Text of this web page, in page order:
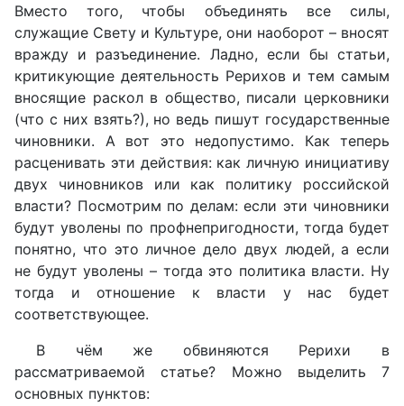
Вместо того, чтобы объединять все силы,
служащие Свету и Культуре, они наоборот – вносят
вражду и разъединение. Ладно, если бы статьи,
критикующие деятельность Рерихов и тем самым
вносящие раскол в общество, писали церковники
(что с них взять?), но ведь пишут государственные
чиновники. А вот это недопустимо. Как теперь
расценивать эти действия: как личную инициативу
двух чиновников или как политику российской
власти? Посмотрим по делам: если эти чиновники
будут уволены по профнепригодности, тогда будет
понятно, что это личное дело двух людей, а если
не будут уволены – тогда это политика власти. Ну
тогда и отношение к власти у нас будет
соответствующее.
В чём же обвиняются Рерихи в
рассматриваемой статье? Можно выделить 7
основных пунктов: